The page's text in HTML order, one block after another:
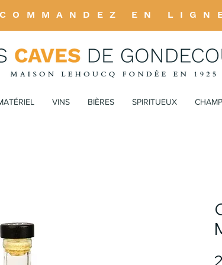
COMMANDEZ EN
VINS BIÈRES SPIRITUEUX